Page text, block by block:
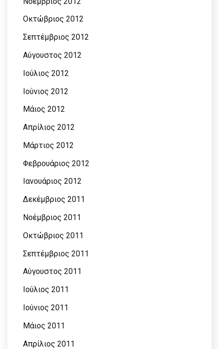
Οκτώβριος 2012
Σεπτέμβριος 2012
Αύγουστος 2012
Ιούλιος 2012
Ιούνιος 2012
Μάιος 2012
Απρίλιος 2012
Μάρτιος 2012
Φεβρουάριος 2012
Ιανουάριος 2012
Δεκέμβριος 2011
Νοέμβριος 2011
Οκτώβριος 2011
Σεπτέμβριος 2011
Αύγουστος 2011
Ιούλιος 2011
Ιούνιος 2011
Μάιος 2011
Απρίλιος 2011